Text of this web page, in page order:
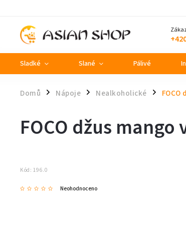
Sladké Slané Pálivé
Domů / Nápoje / Nealkoholické /
FOCO džus
Kód: 196.0
Neohodnoceno